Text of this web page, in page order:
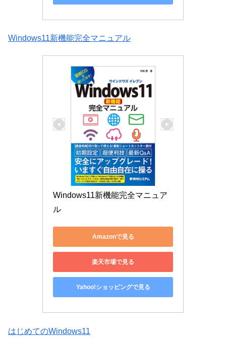
Windows11新機能完全マニュアル
Windows11新機能完全マニュア
ル
Amazonで見る
楽天市場で見る
Yahoo!ショッピングで見る
はじめてのWindows11